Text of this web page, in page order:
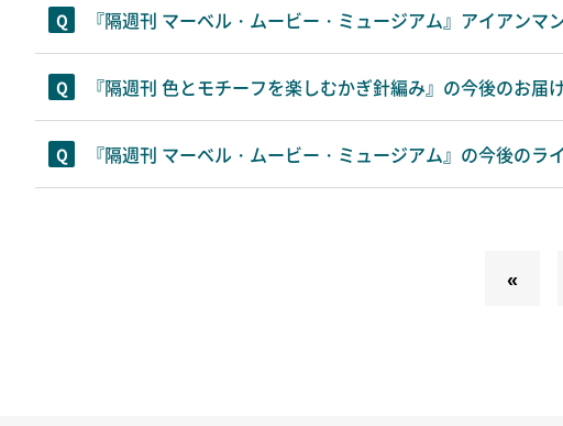
『隔週刊 マーベル・ムービー・ミュージアム』アイアンマ
『隔週刊 色とモチーフを楽しむかぎ針編み』の今後のお届
『隔週刊 マーベル・ムービー・ミュージアム』の今後のラ
«